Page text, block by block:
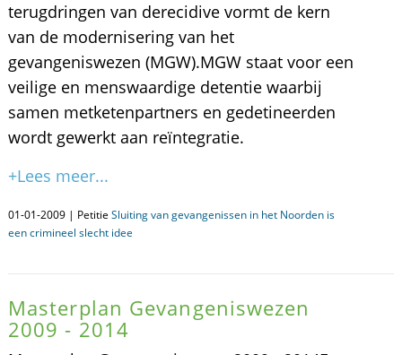
terugdringen van derecidive vormt de kern
van de modernisering van het
gevangeniswezen (MGW).MGW staat voor een
veilige en menswaardige detentie waarbij
samen metketenpartners en gedetineerden
wordt gewerkt aan reïntegratie.
+Lees meer...
01-01-2009 | Petitie Sluiting van gevangenissen in het Noorden is
een crimineel slecht idee
Masterplan Gevangeniswezen
2009 - 2014